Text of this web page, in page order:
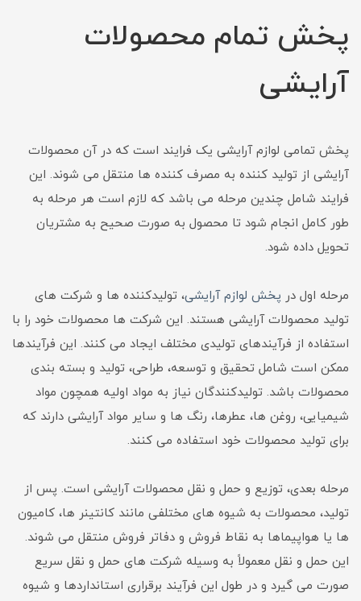
پخش تمام محصولات
آرایشی
پخش تمامی لوازم آرایشی یک فرایند است که در آن محصولات
آرایشی از تولید کننده به مصرف کننده ها منتقل می شوند. این
فرایند شامل چندین مرحله می باشد که لازم است هر مرحله به
طور کامل انجام شود تا محصول به صورت صحیح به مشتریان
تحویل داده شود.
مرحله اول در پخش لوازم آرایشی، تولیدکننده ها و شرکت های
تولید محصولات آرایشی هستند. این شرکت ها محصولات خود را با
استفاده از فرآیندهای تولیدی مختلف ایجاد می کنند. این فرآیندها
ممکن است شامل تحقیق و توسعه، طراحی، تولید و بسته بندی
محصولات باشد. تولیدکنندگان نیاز به مواد اولیه همچون مواد
شیمیایی، روغن ها، عطرها، رنگ ها و سایر مواد آرایشی دارند که
برای تولید محصولات خود استفاده می کنند.
مرحله بعدی، توزیع و حمل و نقل محصولات آرایشی است. پس از
تولید، محصولات به شیوه های مختلفی مانند کانتینر ها، کامیون
ها یا هواپیماها به نقاط فروش و دفاتر فروش منتقل می شوند.
این حمل و نقل معمولاً به وسیله شرکت های حمل و نقل سریع
صورت می گیرد و در طول این فرآیند برقراری استانداردها و شیوه